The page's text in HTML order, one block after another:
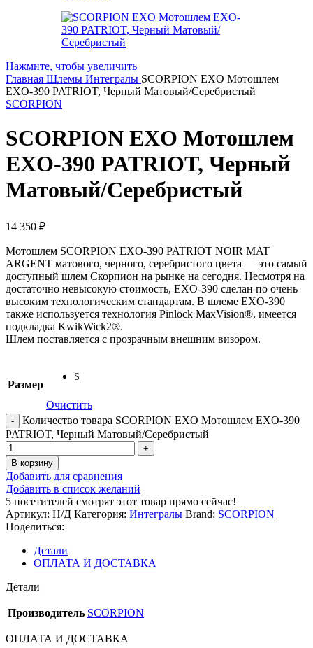
Нажмите, чтобы увеличить
Главная Шлемы Интегралы SCORPION EXO Мотошлем
EXO-390 PATRIOT, Черный Матовый/Серебристый
SCORPION
SCORPION EXO Мотошлем
EXO-390 PATRIOT, Черный
Матовый/Серебристый
14 350 ₽
Мотошлем SCORPION EXO-390 PATRIOT NOIR MAT
ARGENT матового, черного, серебристого цвета — это самый
доступный шлем Скорпион на рынке на сегодня. Несмотря на
достаточно невысокую стоимость, EXO-390 сделан по очень
высоким технологическим стандартам. В шлеме EXO-390
также используется технология Pinlock MaxVision®, имеется
подкладка KwikWick2®.
Шлем поставляется с прозрачным внешним визором.
Размер
S
Очистить
Количество товара SCORPION EXO Мотошлем EXO-390
PATRIOT, Черный Матовый/Серебристый
В корзину
Добавить для сравнения
Добавить в список желаний
5 посетителей смотрят этот товар прямо сейчас!
Артикул: Н/Д Категория: Интегралы Brand: SCORPION
Поделиться:
Детали
ОПЛАТА И ДОСТАВКА
Детали
Производитель SCORPION
ОПЛАТА И ДОСТАВКА